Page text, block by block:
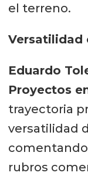
el terreno.
Versatilidad
Eduardo
Proyectos
trayectoria
versatilidad
rubros